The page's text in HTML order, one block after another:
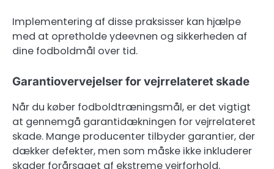
Implementering af disse praksisser kan hjælpe
med at opretholde ydeevnen og sikkerheden af
dine fodboldmål over tid.
Garantiovervejelser for vejrrelateret skade
Når du køber fodboldtræningsmål, er det vigtigt
at gennemgå garantidækningen for vejrrelateret
skade. Mange producenter tilbyder garantier, der
dækker defekter, men som måske ikke inkluderer
skader forårsaget af ekstreme vejrforhold.